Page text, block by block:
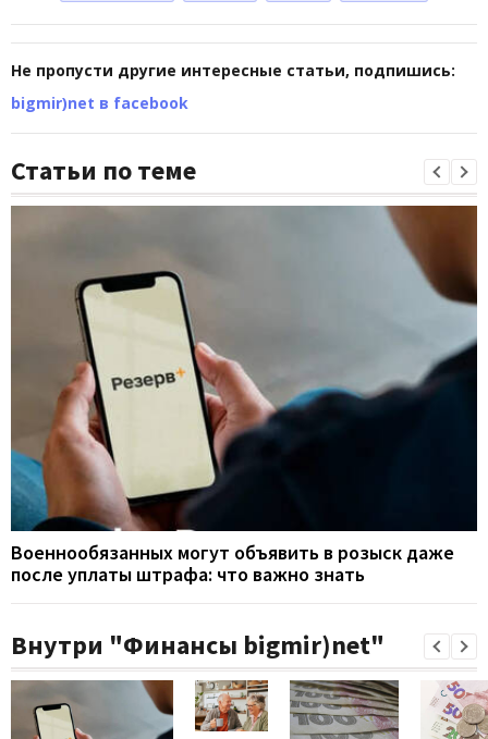
Не пропусти другие интересные статьи, подпишись:
bigmir)net в facebook
Статьи по теме
Военнообязанных могут объявить в розыск даже
после уплаты штрафа: что важно знать
Внутри "Финансы bigmir)net"